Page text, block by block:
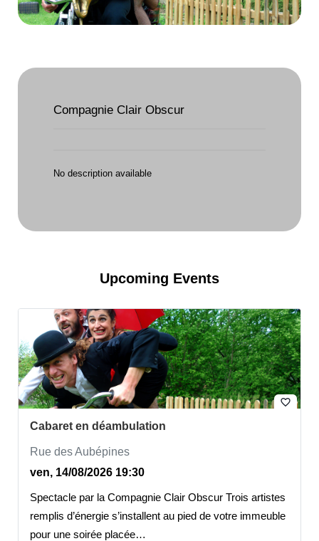
Compagnie Clair Obscur
No description available
Upcoming Events
favorite_border
Cabaret en déambulation
Rue des Aubépines
ven, 14/08/2026 19:30
Spectacle par la Compagnie Clair Obscur Trois artistes
remplis d’énergie s’installent au pied de votre immeuble
pour une soirée placée…